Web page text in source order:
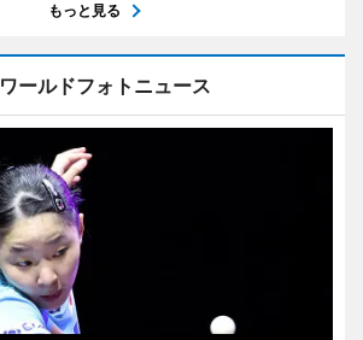
もっと見る
ワールドフォトニュース